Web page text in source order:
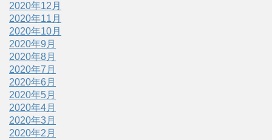
2020年12月
2020年11月
2020年10月
2020年9月
2020年8月
2020年7月
2020年6月
2020年5月
2020年4月
2020年3月
2020年2月